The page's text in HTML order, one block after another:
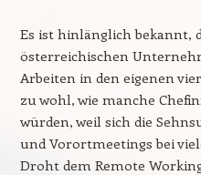
Es ist hinlänglich bekannt,
österreichischen
Arbeiten in den eigenen
zu wohl, wie manche
würden, weil sich die
und Vorortmeetings bei
Droht dem Remote